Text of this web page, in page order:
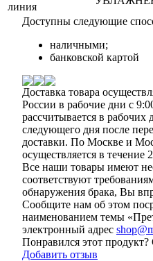
линия
Доступны следующие
наличными;
банковской картой
Доставка товара
России в рабочие дни с
рассчитывается в рабочих
следующего дня после
доставки. По Москве и
осуществляется в течение
Все наши товары имеют
соответствуют
обнаружения брака, Вы
Сообщите нам об этом
наименованием темы
электронный адрес
Понравился этот продукт?
Добавить отзыв